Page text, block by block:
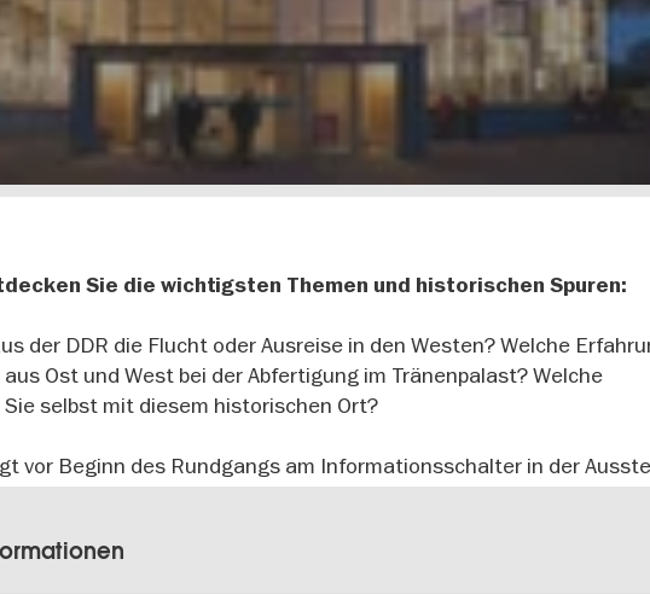
Sie die wichtigsten Themen und historischen Spuren:
der DDR die Flucht oder Ausreise in den Westen? Welche
Ost und West bei der Abfertigung im Tränenpalast? Welche
selbst mit diesem historischen Ort?
vor Beginn des Rundgangs am Informationsschalter in der